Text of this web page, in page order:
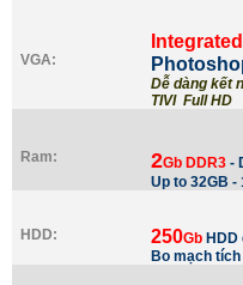
VGA:
Integrated
Dễ dàng kết
TIVI Full HD
Ram: 2Gb DDR3 -
Up to 32GB -
HDD: 250Gb
Bo mạch